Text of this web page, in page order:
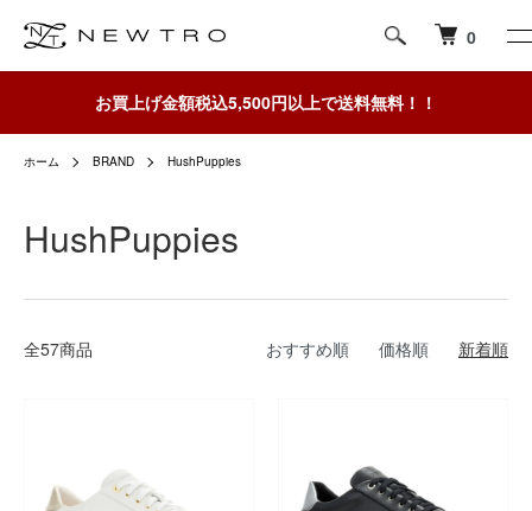
0
お買上げ金額税込5,500円以上で送料無料！！
ホーム BRAND HushPuppies
HushPuppies
全57商品 おすすめ順 価格順 新着順